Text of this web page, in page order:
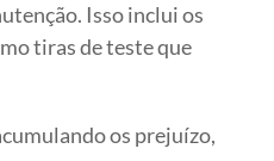
Isso inclui os
tiras de teste que
os prejuízo,